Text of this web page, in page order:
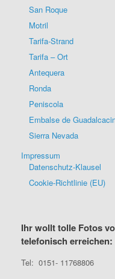
San Roque
Motril
Tarifa-Strand
Tarifa – Ort
Antequera
Ronda
Peniscola
Embalse de
Sierra Nevada
Impressum
Datenschutz-Klausel
Cookie-Richtlinie (EU)
Ihr wollt tolle Fotos
telefonisch erreichen:
Tel: 0151- 11768806